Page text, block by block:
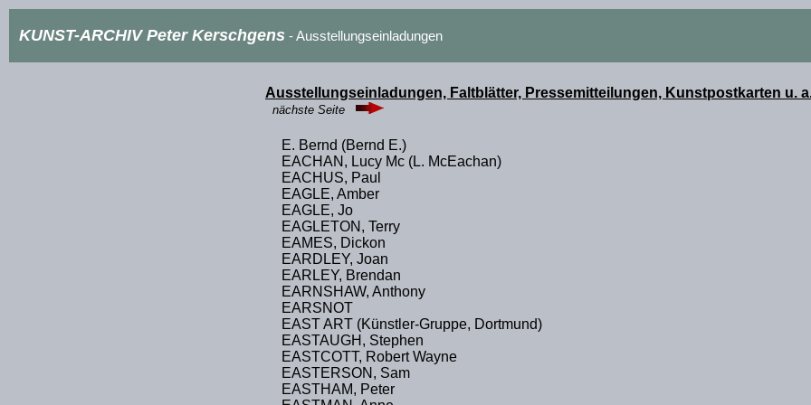
KUNST-ARCHIV Peter Kerschgens - Ausstellungseinladungen
Ausstellungseinladungen, Faltblätter, Pressemitteilungen, Kunstpostkarten u.
nächste Seite
E. Bernd (Bernd E.)
EACHAN, Lucy Mc (L. McEachan)
EACHUS, Paul
EAGLE, Amber
EAGLE, Jo
EAGLETON, Terry
EAMES, Dickon
EARDLEY, Joan
EARLEY, Brendan
EARNSHAW, Anthony
EARSNOT
EAST ART (Künstler-Gruppe, Dortmund)
EASTAUGH, Stephen
EASTCOTT, Robert Wayne
EASTERSON, Sam
EASTHAM, Peter